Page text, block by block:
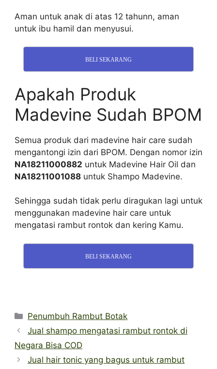
Aman untuk anak di atas 12 tahunn, aman
untuk ibu hamil dan menyusui.
BELI SEKARANG
Apakah Produk
Madevine Sudah BPOM
Semua produk dari madevine hair care sudah
mengantongi izin dari BPOM. Dengan nomor izin
NA18211000882 untuk Madevine Hair Oil dan
NA18211001088 untuk Shampo Madevine.
Sehingga sudah tidak perlu diragukan lagi untuk
menggunakan madevine hair care untuk
mengatasi rambut rontok dan kering Kamu.
BELI SEKARANG
Categories
Penumbuh Rambut Botak
Jual shampo mengatasi rambut rontok di
Negara Bisa COD
Jual hair tonic yang bagus untuk rambut